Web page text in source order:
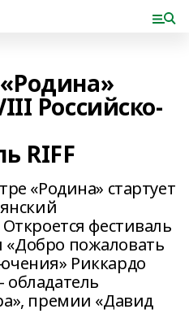
Российско-
RIFF
«Родина» стартует
фестиваль
пожаловать
Риккардо
премии «Давид